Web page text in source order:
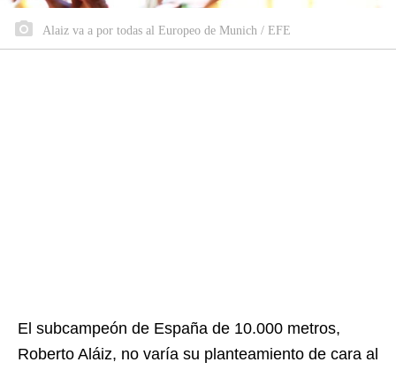
Alaiz va a por todas al Europeo de Munich / EFE
El subcampeón de España de 10.000 metros,
Roberto Aláiz, no varía su planteamiento de cara al